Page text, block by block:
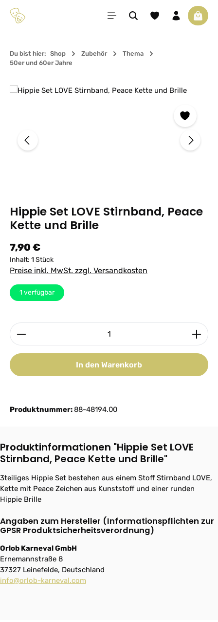
Zum Hauptinhalt springen Du hast 0 Produkte
Du bist hier: Shop Zubehör
Thema
50er und 60er Jahre
Bildergalerie überspringen
Hippie Set LOVE Stirnband, Peace
Kette und Brille
Regulärer Preis:
7,90 €
Inhalt: 1 Stück
Preise inkl. MwSt. zzgl. Versandkosten
1 verfügbar
Produkt Anzahl: Gib den gewünschten Wert ein
In den Warenkorb
Produktnummer:88-48194.00
Produktinformationen "Hippie Set LOVE
Stirnband, Peace Kette und Brille"
3teiliges Hippie Set bestehen aus einem Stoff Stirnband LOVE,
Kette mit Peace Zeichen aus Kunststoff und einer runden
Hippie Brille
Angaben zum Hersteller (Informationspflichten zur
GPSR Produktsicherheitsverordnung)
Orlob Karneval GmbH
Ernemannstraße 8
37327 Leinefelde, Deutschland
info@orlob-karneval.com